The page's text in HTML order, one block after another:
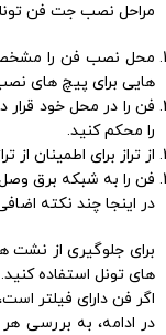
مراحل نصب جت فن
محل نصب فن را مشخص
هایی برای پیچ های
فن را در محل خود
را محکم کنید.
از تراز برای اطمینان از
فن را به شبکه برق
در اینجا چند نکته
برای جلوگیری از نشت
های تونل استفاده کنید.
اگر فن دارای فیلتر
در ادامه، به بررسی